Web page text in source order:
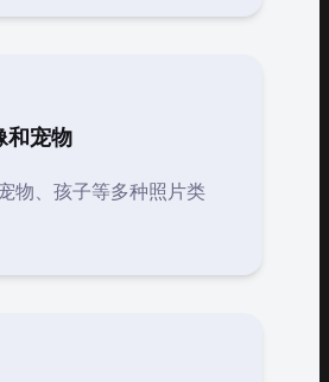
和宠物
物、孩子等多种照片类